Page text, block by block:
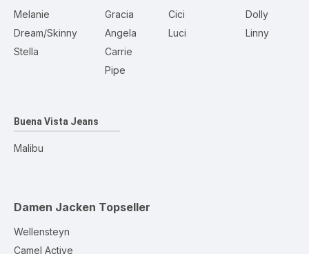
Melanie
Dream/Skinny
Stella
Gracia
Angela
Carrie
Pipe
Cici
Luci
Dolly
Linny
Buena Vista Jeans
Malibu
Damen Jacken Topseller
Wellensteyn
Camel Active